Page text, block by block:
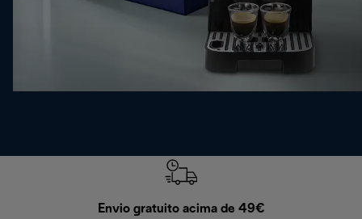
Envio gratuito acima de 49€